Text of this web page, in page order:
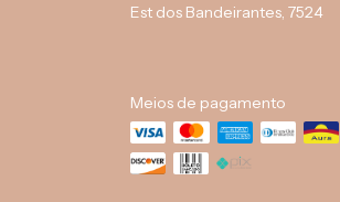
Est dos Bandeirantes, 7524
Meios de pagamento